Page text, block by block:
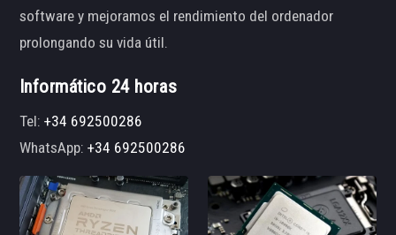
software y mejoramos el rendimiento del ordenador
prolongando su vida útil.
Informático 24 horas
Tel:+34 692500286
WhatsApp:+34 692500286